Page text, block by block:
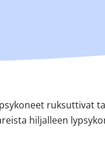
ruksuttivat
hiljalleen